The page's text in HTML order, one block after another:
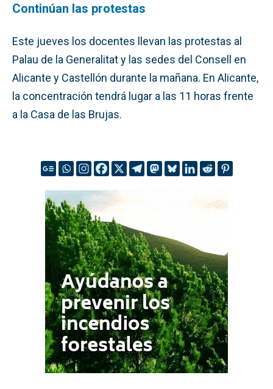
Continúan las protestas
Este jueves los docentes llevan las protestas al
Palau de la Generalitat y las sedes del Consell en
Alicante y Castellón durante la mañana. En Alicante,
la concentración tendrá lugar a las 11 horas frente
a la Casa de las Brujas.